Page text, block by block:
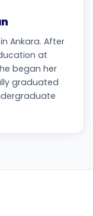
Ankara. After
at
began her
graduated